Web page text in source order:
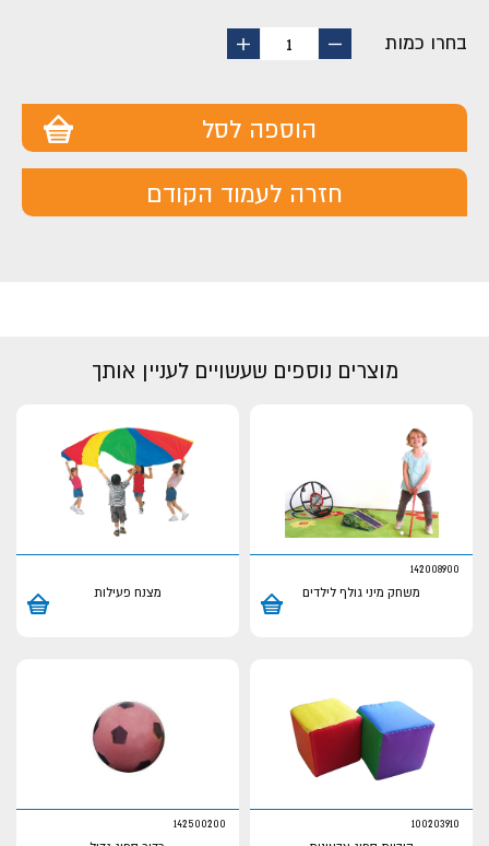
בחרו כמות
החסר
1
הוסף
הוספה לסל
חזרה לעמוד הקודם
מוצרים נוספים שעשויים לעניין אותך
142008900
משחק מיני גולף לילדים מצנח פעילות
100203910
142500200